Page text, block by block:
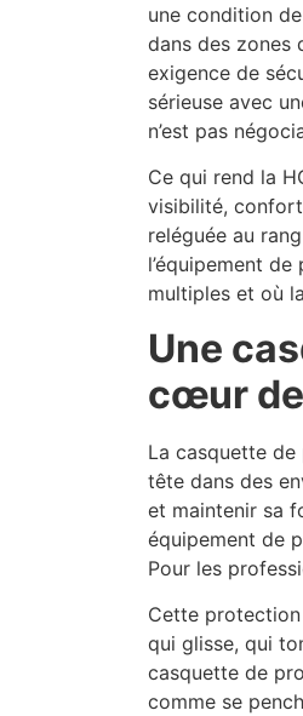
une condition
dans des zones
exigence de
sérieuse avec
n’est pas
Ce qui rend la
visibilité, confort
reléguée au
l’équipement
multiples et où
Une
cœur
La casquette
tête dans des
et maintenir sa
équipement de
Pour les
Cette
qui glisse, qui
casquette de
comme se